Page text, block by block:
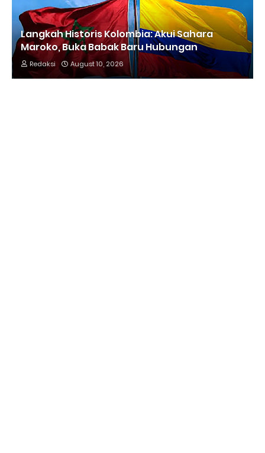
Langkah Historis Kolombia: Akui Sahara
Maroko, Buka Babak Baru Hubungan
Redaksi August 10, 2026